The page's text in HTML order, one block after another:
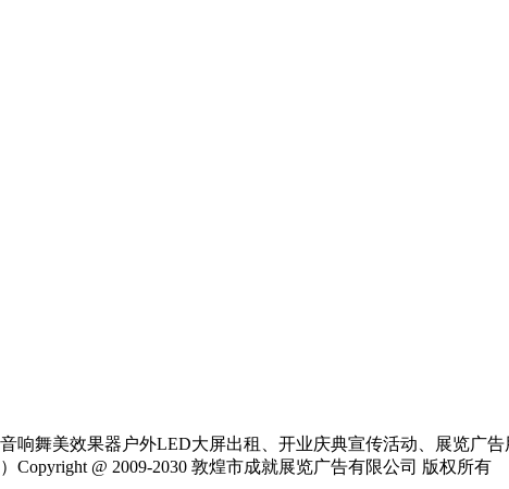
舞美效果器户外LED大屏出租、开业庆典宣传活动、展览广
@ 2009-2030 敦煌市成就展览广告有限公司 版权所有